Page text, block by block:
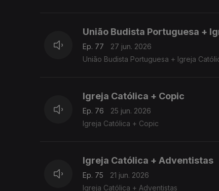
União Budista Portuguesa +
Ep. 77
27 jun. 2026
União Budista Portuguesa + Igreja
Igreja Católica + Copic
Ep. 76
25 jun. 2026
Igreja Católica + Copic
Igreja Católica + Adventistas
Ep. 75
21 jun. 2026
Igreja Católica + Adventistas